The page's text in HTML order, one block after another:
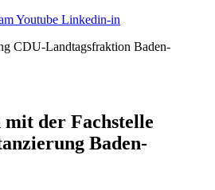
Youtube Linkedin-in
mit der Fachstelle
Baden-